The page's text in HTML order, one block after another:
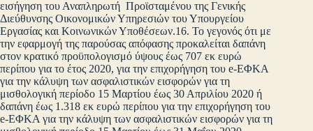
εισήγηση του Αναπληρωτή Προϊσταμένου της Γενικής
Διεύθυνσης Οικονομικών Υπηρεσιών του Υπουργείου
Εργασίας και Κοινωνικών Υποθέσεων.16. Το γεγονός ότι με
την εφαρμογή της παρούσας απόφασης προκαλείται δαπάνη
στον κρατικό προϋπολογισμό ύψους έως 707 εκ ευρώ
περίπου για το έτος 2020, για την επιχορήγηση του e-ΕΦΚΑ
για την κάλυψη των ασφαλιστικών εισφορών για τη
μισθολογική περίοδο 15 Μαρτίου έως 30 Απριλίου 2020 ή
δαπάνη έως 1.318 εκ ευρώ περίπου για την επιχορήγηση του
e-ΕΦΚΑ για την κάλυψη των ασφαλιστικών εισφορών για τη